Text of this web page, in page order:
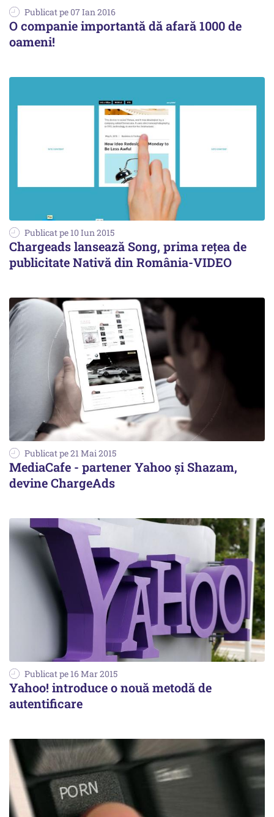
Publicat pe 07 Ian 2016
O companie importantă dă afară 1000 de
oameni!
Publicat pe 10 Iun 2015
Chargeads lansează Song, prima reţea de
publicitate Nativă din România-VIDEO
Publicat pe 21 Mai 2015
MediaCafe - partener Yahoo și Shazam,
devine ChargeAds
Publicat pe 16 Mar 2015
Yahoo! introduce o nouă metodă de
autentificare